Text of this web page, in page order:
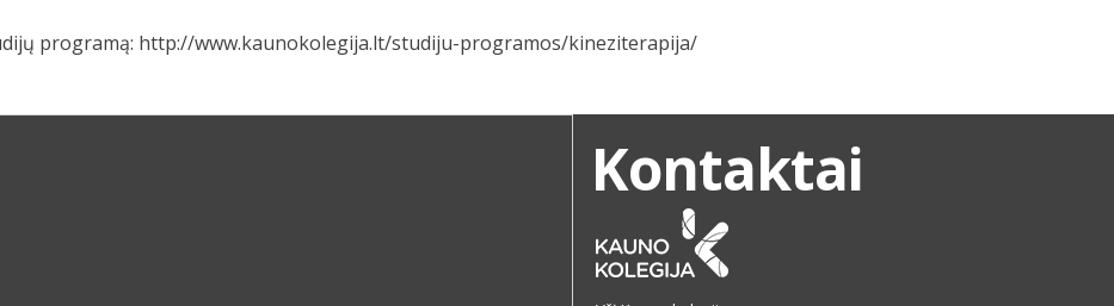
programą: http://www.kaunokolegija.lt/studiju-programos/kineziterapija/
Kontaktai